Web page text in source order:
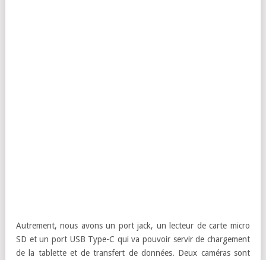
Autrement, nous avons un port jack, un lecteur de carte micro
SD et un port USB Type-C qui va pouvoir servir de chargement
de la tablette et de transfert de données. Deux caméras sont